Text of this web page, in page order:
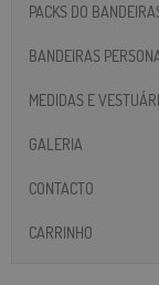
PACKS DO
BANDEIRAS
MEDIDAS E
GALERIA
CONTACTO
CARRINHO